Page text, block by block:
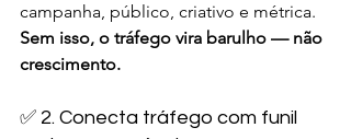
campanha, público, criativo e métrica.
Sem isso, o tráfego vira barulho — não
crescimento.
✅ 2. Conecta tráfego com funil